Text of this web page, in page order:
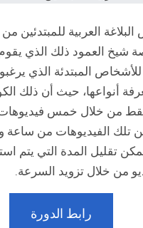
البلاغة العربية للمبتدئين
شيخ العمود ذلك الذي
المبتدئة الذي
أنواعها، حيث أن ذلك
من خلال خمس
تلك الفيديوهات من
تقليل المدة التي يتم
من خلال تزويد السرعة.
رابط الدورة